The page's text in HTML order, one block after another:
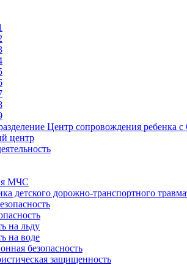
Центр сопровождения ребенка
центр
МЧС
детского дорожно-транспортного
на льду
на воде
безопасность
защищенность